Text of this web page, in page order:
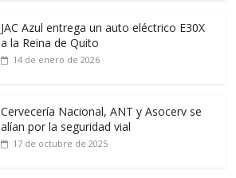
JAC Azul entrega un auto eléctrico E30X
a la Reina de Quito
14 de enero de 2026
Cervecería Nacional, ANT y Asocerv se
alían por la seguridad vial
17 de octubre de 2025